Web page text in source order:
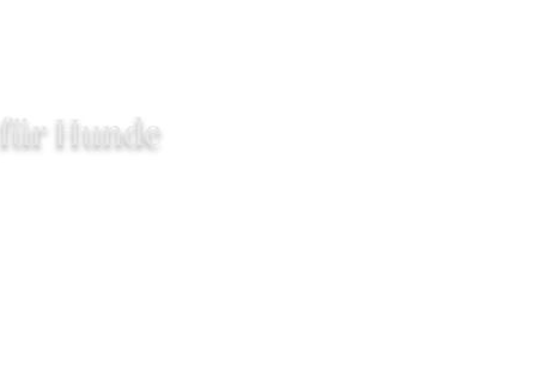
Hunde